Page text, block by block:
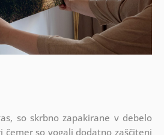
so skrbno zapakirane v debelo
čemer so vogali dodatno zaščiteni